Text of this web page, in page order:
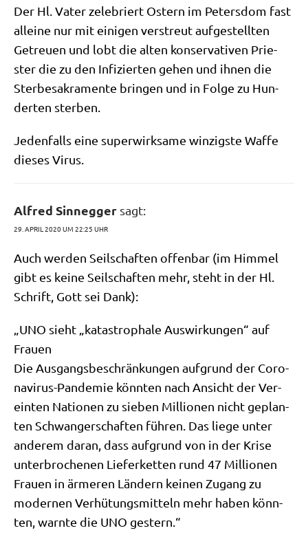
Der Hl. Vater zele­briert Ostern im Peters­dom fast
allei­ne nur mit eini­gen ver­streut auf­ge­stell­ten
Getreu­en und lobt die alten kon­ser­va­ti­ven Prie­
ster die zu den Infi­zier­ten gehen und ihnen die
Ster­be­sa­kra­men­te brin­gen und in Fol­ge zu Hun­
der­ten sterben.
Jeden­falls eine super­wirk­sa­me win­zig­ste Waf­fe
die­ses Virus.
Alfred Sinnegger sagt:
29. APRIL 2020 UM 22:25 UHR
Auch wer­den Seil­schaf­ten offen­bar (im Him­mel
gibt es kei­ne Seil­schaf­ten mehr, steht in der Hl.
Schrift, Gott sei Dank):
„UNO sieht „kata­stro­pha­le Aus­wir­kun­gen“ auf
Frauen
Die Aus­gangs­be­schrän­kun­gen auf­grund der Coro­
na­vi­rus-Pan­de­mie könn­ten nach Ansicht der Ver­
ein­ten Natio­nen zu sie­ben Mil­lio­nen nicht geplan­
ten Schwan­ger­schaf­ten füh­ren. Das lie­ge unter
ande­rem dar­an, dass auf­grund von in der Kri­se
unter­bro­che­nen Lie­fer­ket­ten rund 47 Mil­lio­nen
Frau­en in ärme­ren Län­dern kei­nen Zugang zu
moder­nen Ver­hü­tungs­mit­teln mehr haben könn­
ten, warn­te die UNO gestern.“